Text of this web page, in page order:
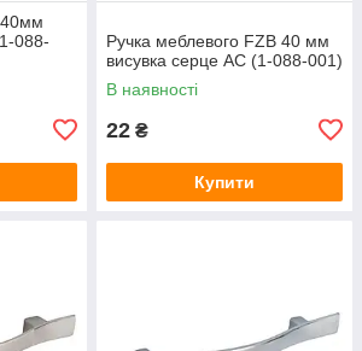
40мм
088-
Ручка меблевого FZB 40 мм
висувка серце AC (1-088-001)
В наявності
22 ₴
Купити